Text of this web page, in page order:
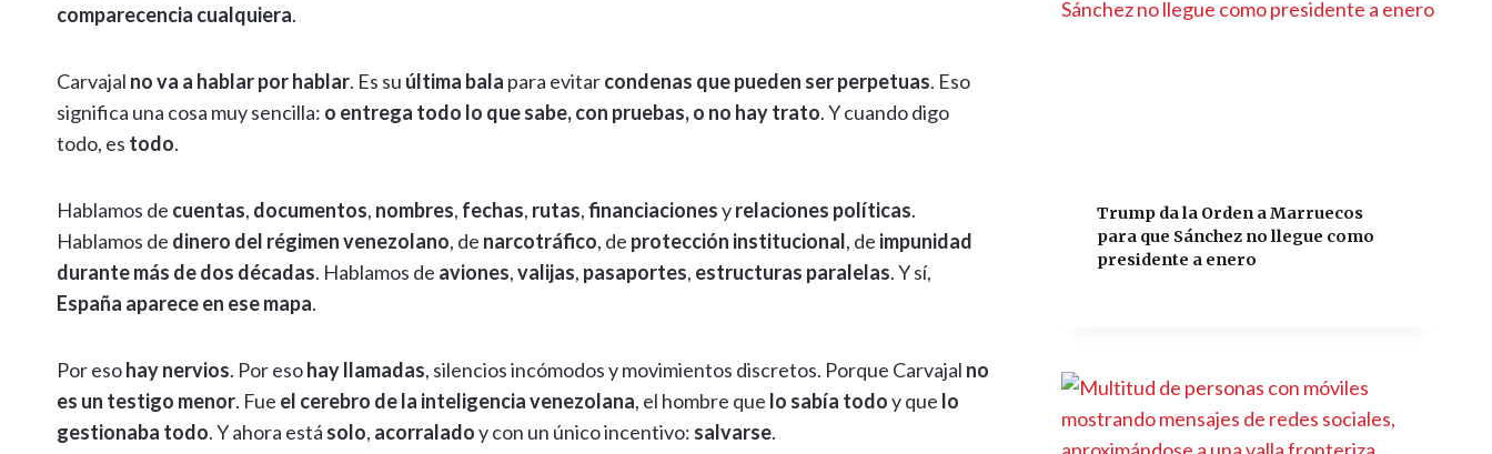
p
k
k
r
comparecencia cualquiera.
Carvajal no va a hablar por hablar. Es su última bala para evitarcondenas que pueden ser perpetuas. Eso
significa una cosa muy sencilla: o entrega todo lo que sabe, con pruebas, o no hay trato. Y cuando digo
todo, es todo.
Hablamos de cuentas, documentos, nombres, fechas, rutas,financiacionesyrelaciones políticas.
Hablamos de dinero del régimen venezolano, de narcotráfico, de protección institucional, de impunidad
durante más de dos décadas. Hablamos de aviones,valijas, pasaportes, estructuras paralelas. Y sí,
España aparece en ese mapa.
Por esohay nervios. Por esohay llamadas, silencios incómodos y movimientos discretos. Porque Carvajal no
es un testigo menor. Fue el cerebro de la inteligencia venezolana, el hombre que lo sabía todoy que lo
gestionaba todo. Y ahora está solo, acorraladoy con un único incentivo: salvarse.
Trump da la Orden a Marruecos
para que Sánchez no llegue como
presidente a enero